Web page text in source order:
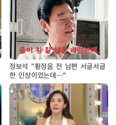
정보석 "황정음 전 남편 서글서글
한 인상이었는데…"